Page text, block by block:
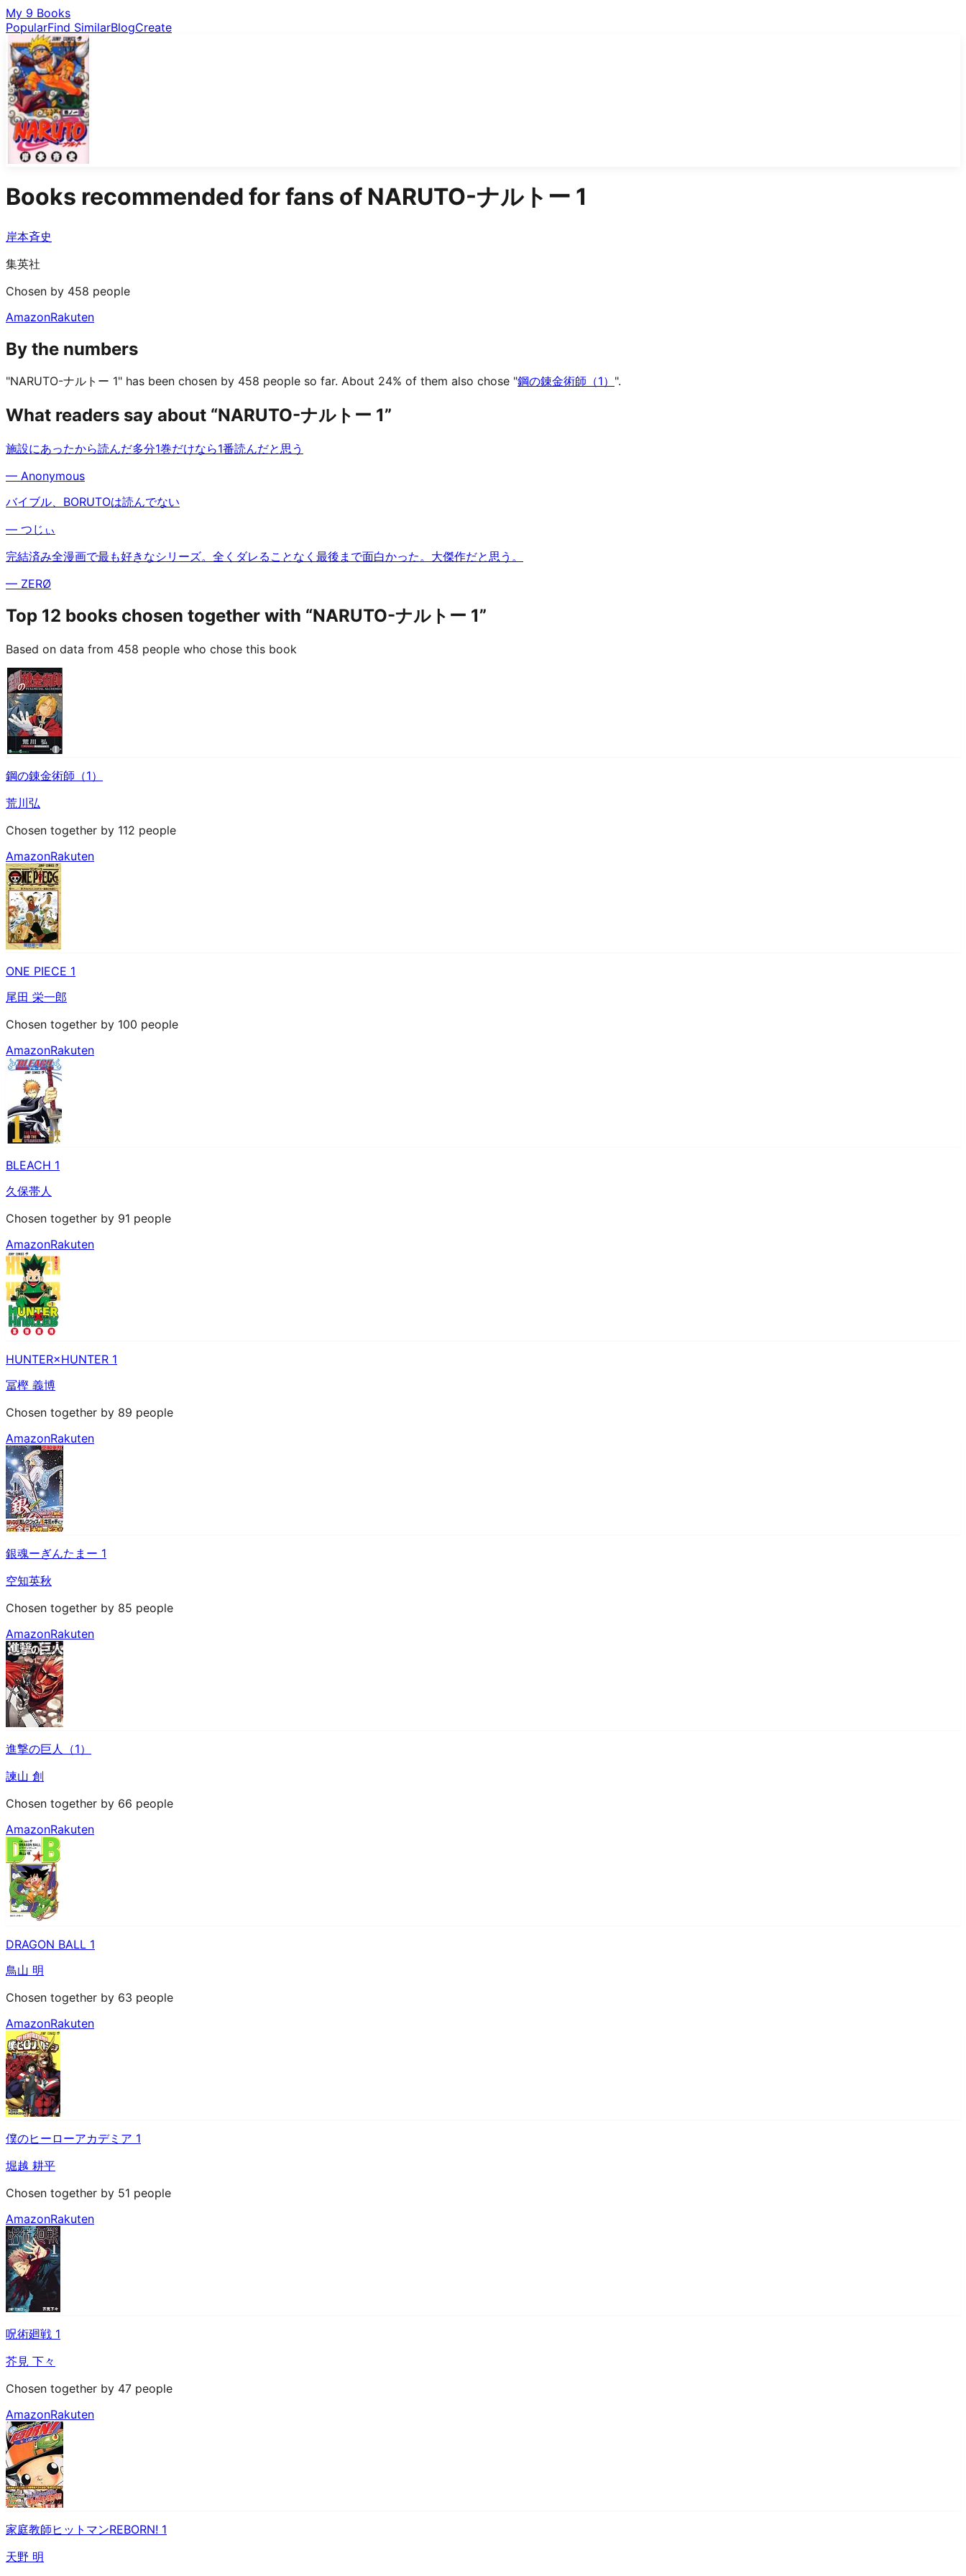
My 9 Books
PopularFind SimilarBlogCreate
Books recommended for fans of NARUTO-ナルトー 1
岸本斉史
集英社
Chosen by 458 people
AmazonRakuten
By the numbers
"NARUTO-ナルトー 1" has been chosen by 458 people so far. About 24% of them also chose "鋼の錬金術師（1） ".
What readers say about “NARUTO-ナルトー 1”
施設にあったから読んだ多分1巻だけなら1番読んだと思う
— Anonymous
バイブル、BORUTOは読んでない
— つじぃ
完結済み全漫画で最も好きなシリーズ。全くダレることなく最後まで面白かった。大傑作だと思う。
— ZERØ
Top 12 books chosen together with “NARUTO-ナルトー 1”
Based on data from 458 people who chose this book
鋼の錬金術師（1）
荒川弘
Chosen together by 112 people
AmazonRakuten
ONE PIECE 1
尾田 栄一郎
Chosen together by 100 people
AmazonRakuten
BLEACH 1
久保帯人
Chosen together by 91 people
AmazonRakuten
HUNTER×HUNTER 1
冨樫 義博
Chosen together by 89 people
AmazonRakuten
銀魂ーぎんたまー 1
空知英秋
Chosen together by 85 people
AmazonRakuten
進撃の巨人（1）
諫山 創
Chosen together by 66 people
AmazonRakuten
DRAGON BALL 1
鳥山 明
Chosen together by 63 people
AmazonRakuten
僕のヒーローアカデミア 1
堀越 耕平
Chosen together by 51 people
AmazonRakuten
呪術廻戦 1
芥見 下々
Chosen together by 47 people
AmazonRakuten
家庭教師ヒットマンREBORN! 1
天野 明